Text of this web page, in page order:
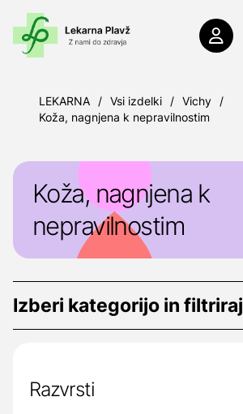
LEKARNA / Vsi izdelki / Vichy
/
Koža, nagnjena k nepravilnostim
Koža, nagnjena k
nepravilnostim
Izberi kategorijo in filtriraj
Razvrsti